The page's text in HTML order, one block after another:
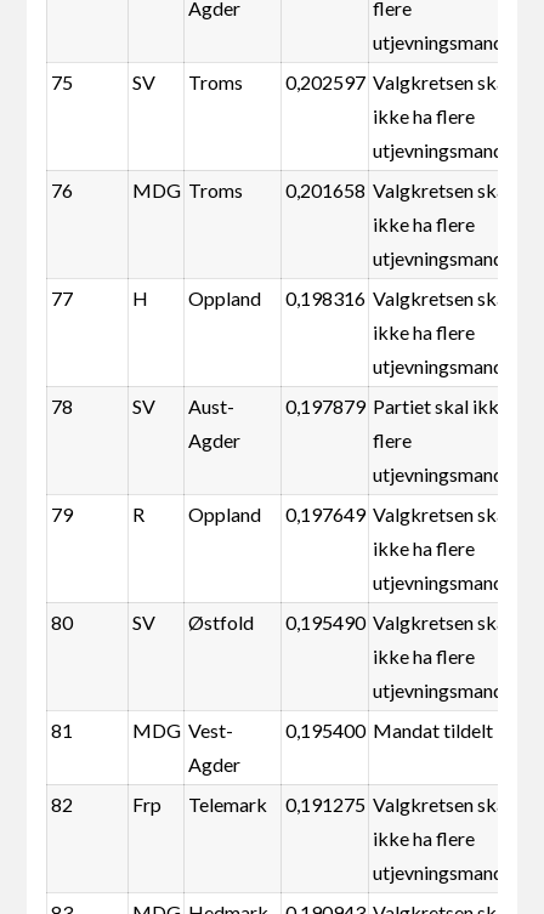
Agder
flere
utjevningsmandater
75
SV Troms 0,202597 Valgkretsen skal
ikke ha flere
utjevningsmandater
76
MDG Troms 0,201658 Valgkretsen skal
ikke ha flere
utjevningsmandater
77
H Oppland 0,198316 Valgkretsen skal
ikke ha flere
utjevningsmandater
78
SV
Aust-
Agder
0,197879 Partiet skal ikke ha
flere
utjevningsmandater
79
R Oppland 0,197649 Valgkretsen skal
ikke ha flere
utjevningsmandater
80
SV Østfold 0,195490 Valgkretsen skal
ikke ha flere
utjevningsmandater
81
MDG Vest-
Agder
0,195400 Mandat tildelt
82 Frp Telemark 0,191275 Valgkretsen skal
ikke ha flere
utjevningsmandater